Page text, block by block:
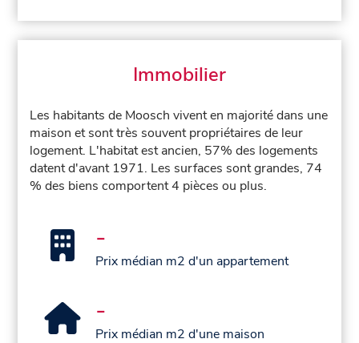
Immobilier
Les habitants de Moosch vivent en majorité dans une
maison et sont très souvent propriétaires de leur
logement. L'habitat est ancien, 57% des logements
datent d'avant 1971. Les surfaces sont grandes, 74
% des biens comportent 4 pièces ou plus.
-
Prix médian m2 d'un appartement
-
Prix médian m2 d'une maison